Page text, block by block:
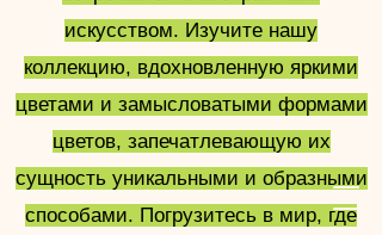
искусством. Изучите нашу
коллекцию, вдохновленную яркими
цветами и замысловатыми формами
цветов, запечатлевающую их
сущность уникальными и образными
способами. Погрузитесь в мир, где